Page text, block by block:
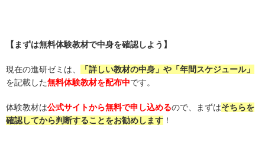
【まずは無料体験教材で中身を確認しよう】
現在の進研ゼミは、
「詳しい教材の中身」や「年間スケジュール」
を記載した無料体験教材を配布中です。
体験教材は公式サイトから無料で申し込めるので、まずはそちらを
確認してから判断することをお勧めします ！